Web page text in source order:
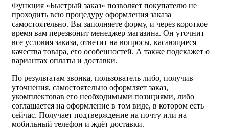
Функция «Быстрый заказ» позволяет покупателю не
проходить всю процедуру оформления заказа
самостоятельно. Вы заполняете форму, и через короткое
время вам перезвонит менеджер магазина. Он уточнит
все условия заказа, ответит на вопросы, касающиеся
качества товара, его особенностей. А также подскажет о
вариантах оплаты и доставки.
По результатам звонка, пользователь либо, получив
уточнения, самостоятельно оформляет заказ,
укомплектовав его необходимыми позициями, либо
соглашается на оформление в том виде, в котором есть
сейчас. Получает подтверждение на почту или на
мобильный телефон и ждёт доставки.